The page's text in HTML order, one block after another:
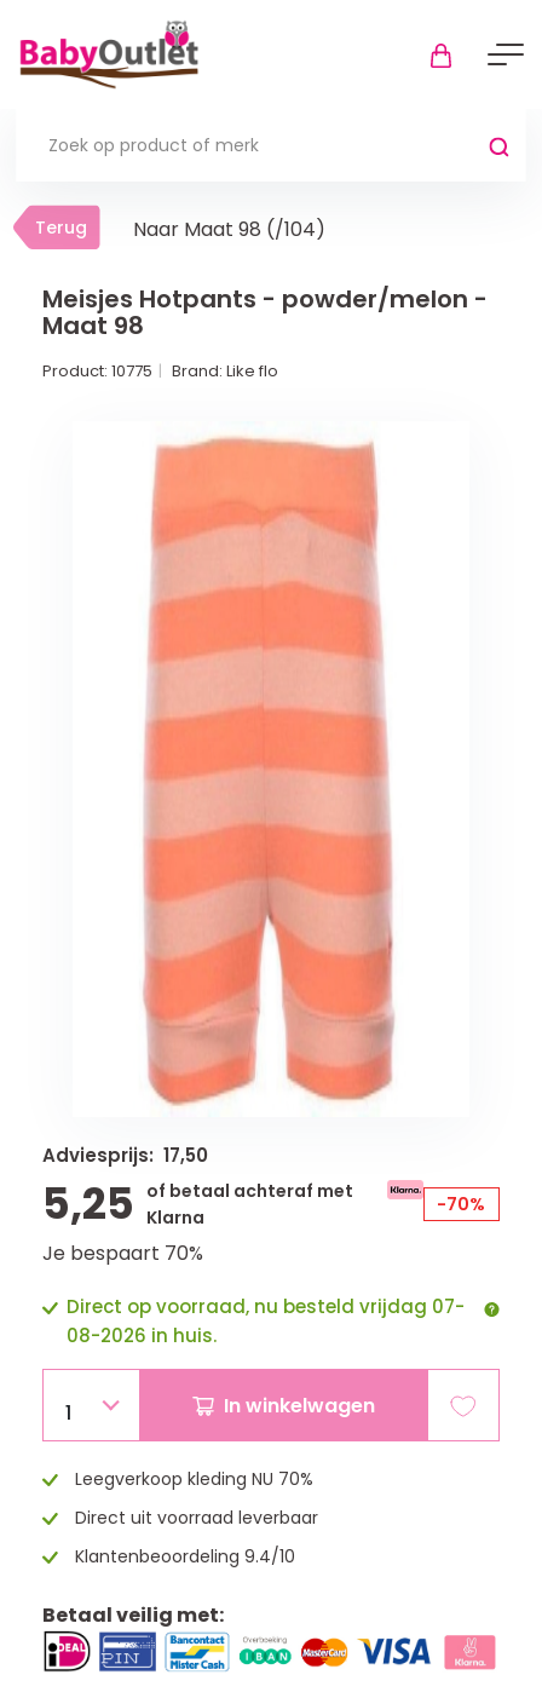
Terug
Thuis
Boxmatrassen en hoeslakens
Veiligheid in en om huis
Kinderstoelen
Schommelstoelen en wipstoeltjes
Terug Naar Maat 98 (/104)
Meisjes Hotpants - powder/melon -
Maat 98
Product: 10775 Brand: Like flo
Adviesprijs: 17,50
5,25
of betaal achteraf met
Klarna
-70%
Je bespaart 70%
Direct op voorraad, nu besteld vrijdag 07-
08-2026 in huis.
1 In winkelwagen
Leegverkoop kleding NU 70%
Direct uit voorraad leverbaar
Klantenbeoordeling 9.4/10
Betaal veilig met: